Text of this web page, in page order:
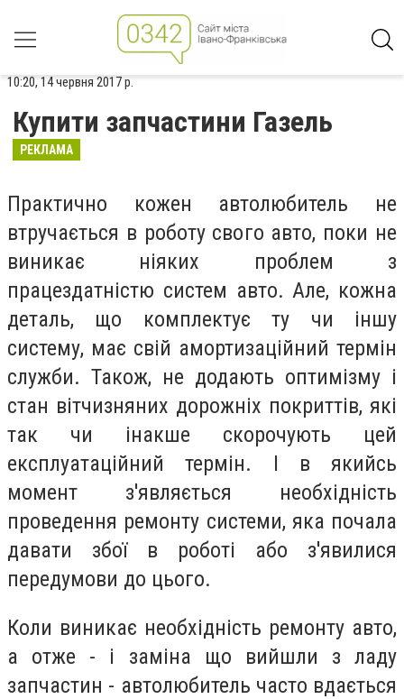
10:20, 14 червня 2017 р.
Купити запчастини Газель
РЕКЛАМА
Практично кожен автолюбитель не
втручається в роботу свого авто, поки не
виникає ніяких проблем з
працездатністю систем авто. Але, кожна
деталь, що комплектує ту чи іншу
систему, має свій амортизаційний термін
служби. Також, не додають оптимізму і
стан вітчизняних дорожніх покриттів, які
так чи інакше скорочують цей
експлуатаційний термін. І в якийсь
момент з'являється необхідність
проведення ремонту системи, яка почала
давати збої в роботі або з'явилися
передумови до цього.
Коли виникає необхідність ремонту авто,
а отже - і заміна що вийшли з ладу
запчастин - автолюбитель часто вдається